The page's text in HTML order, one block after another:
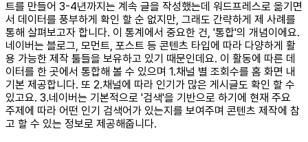
트를 만들어 3-4년까지는 계속 글을 작성했는데 워드프레스로 옮기면
서 데이터를 풍부하게 확인 할 순 없지만, 그래도 간략하게 제 사례를
통해 살펴보고자 합니다. 이 통계에서 중요한 건, '통합'의 개념이에요.
네이버는 블로그, 모먼트, 포스트 등 콘텐츠 타입에 따라 다양하게 활
용 가능한 제작 툴들을 보유하고 있기 때문인데요. 이 활동에 따른 데
이터를 한 곳에서 통합해 볼 수 있으며 1.채널 별 조회수를 홈 화면 내
기본 제공합니다. 또 2.채널에 따라 인기가 많은 게시글도 확인 할 수
있고요. 3.네이버는 기본적으로 '검색'을 기반으로 하기에 현재 주요
주제에 따라 어떤 인기 검색어가 있는지를 보여주며 콘텐츠 제작에 참
고 할 수 있는 정보로 제공해줍니다.